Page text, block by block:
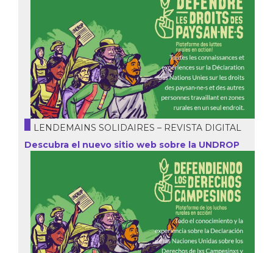
LENDEMAINS SOLIDAIRES – REVISTA DIGITAL
Descubra el nuevo sitio web sobre la UNDROP